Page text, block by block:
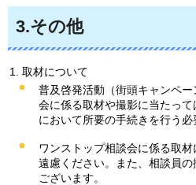
3.その他
取材について
普及啓発活動（街頭キャンペ
会に係る取材や撮影に当たっ
において所要の手続きを行う必
ワンストップ相談会に係る取
遠慮ください。また、相談員
ございます。